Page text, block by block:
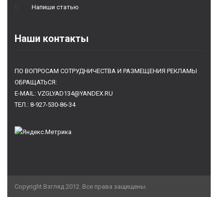
Напиши статью
Наши контакты
ПО ВОПРОСАМ СОТРУДНИЧЕСТВА И РАЗМЕЩЕНИЯ РЕКЛАМЫ
ОБРАЩАТЬСЯ:
E-MAIL: VZGLYAD134@YANDEX.RU
ТЕЛ.: 8-927-530-86-34
Copyright Взгляд 2012. Все права защищены.